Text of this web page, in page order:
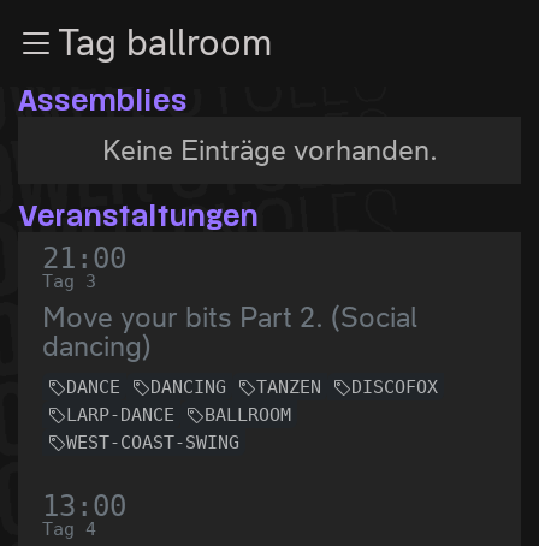
Zum InhaltTag ballroom
Assemblies
Keine Einträge vorhanden.
Veranstaltungen
21:00
Tag 3
Move your bits Part 2. (Social
dancing)
DANCE DANCING TANZEN
DISCOFOX
LARP-DANCE
BALLROOM
WEST-COAST-SWING
13:00
Tag 4